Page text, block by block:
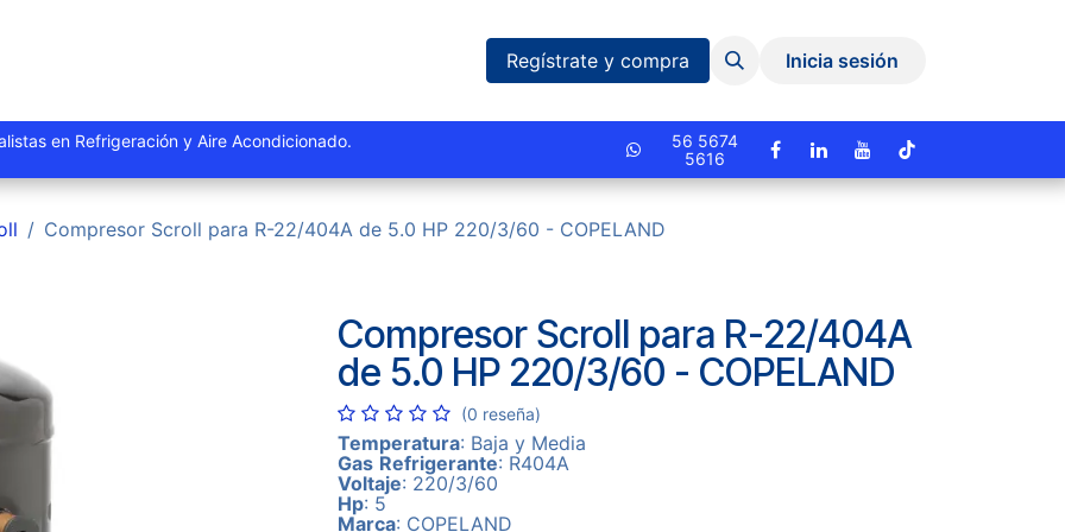
Sucursales Eventos y Capacitaciones Quiniela
Regístrate y compra Inicia sesión
y especialistas en Refrigeración y Aire Acondicionado.
56 5674
5616
Compresor Scroll para R-22/404A de 5.0 HP 220/3/60 - COPELAND
Compresor Scroll para R-22/404A
de 5.0 HP 220/3/60 - COPELAND
(0 reseña)
Temperatura: Baja y Media
Gas Refrigerante: R404A
Voltaje: 220/3/60
Hp: 5
Marca: COPELAND